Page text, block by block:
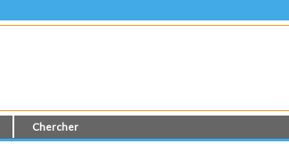
Chercher